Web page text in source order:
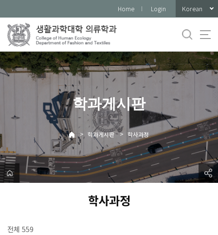
로
메
뉴
Home Login Korean
학과게시판
> 학과게시판 > 학사과정
학사과정
전체 559